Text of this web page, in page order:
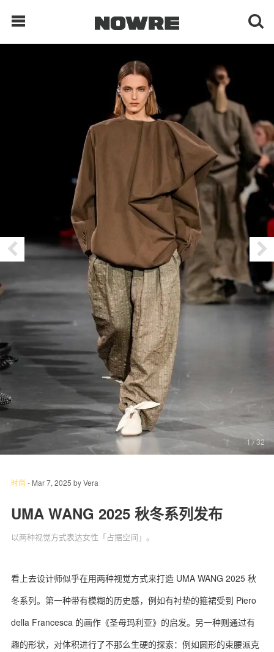
每日鲜榨
现客视点
每日栏目
时 尚
球 鞋
科 技
关于我们 联系我们
1/ 32
时尚 - Mar 7, 2025 byVera
UMA WANG 2025 秋冬系列发布
以两种视觉方式表达女性「占据空间」。
看上去设计师似乎在用两种视觉方式来打造 UMA WANG 2025 秋
冬系列。第一种带有模糊的历史感，例如有衬垫的箍裙受到 Piero
della Francesca 的画作《圣母玛利亚》的启发。另一种则通过有
趣的形状，对体积进行了不那么生硬的探索：例如圆形的束腰派克